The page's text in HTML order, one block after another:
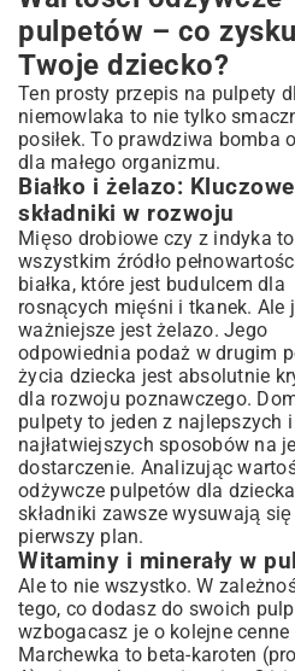
pulpetów – co
Twoje dziecko?
Ten prosty przepis na pulpety
niemowlaka to nie tylko
posiłek. To prawdziwa bomba
dla małego organizmu.
Białko i żelazo: Kluczowe
składniki w rozwoju
Mięso drobiowe czy z indyka
wszystkim źródło
białka, które jest budulcem dla
rosnących mięśni i tkanek. Ale
ważniejsze jest żelazo. Jego
odpowiednia podaż w drugim
życia dziecka jest absolutnie
dla rozwoju poznawczego.
pulpety to jeden z najlepszych i
najłatwiejszych sposobów na
dostarczenie. Analizując
odżywcze pulpetów dla
składniki zawsze wysuwają się
pierwszy plan.
Witaminy i minerały w
Ale to nie wszystko. W
tego, co dodasz do swoich
wzbogacasz je o kolejne cenne
Marchewka to beta-karoten